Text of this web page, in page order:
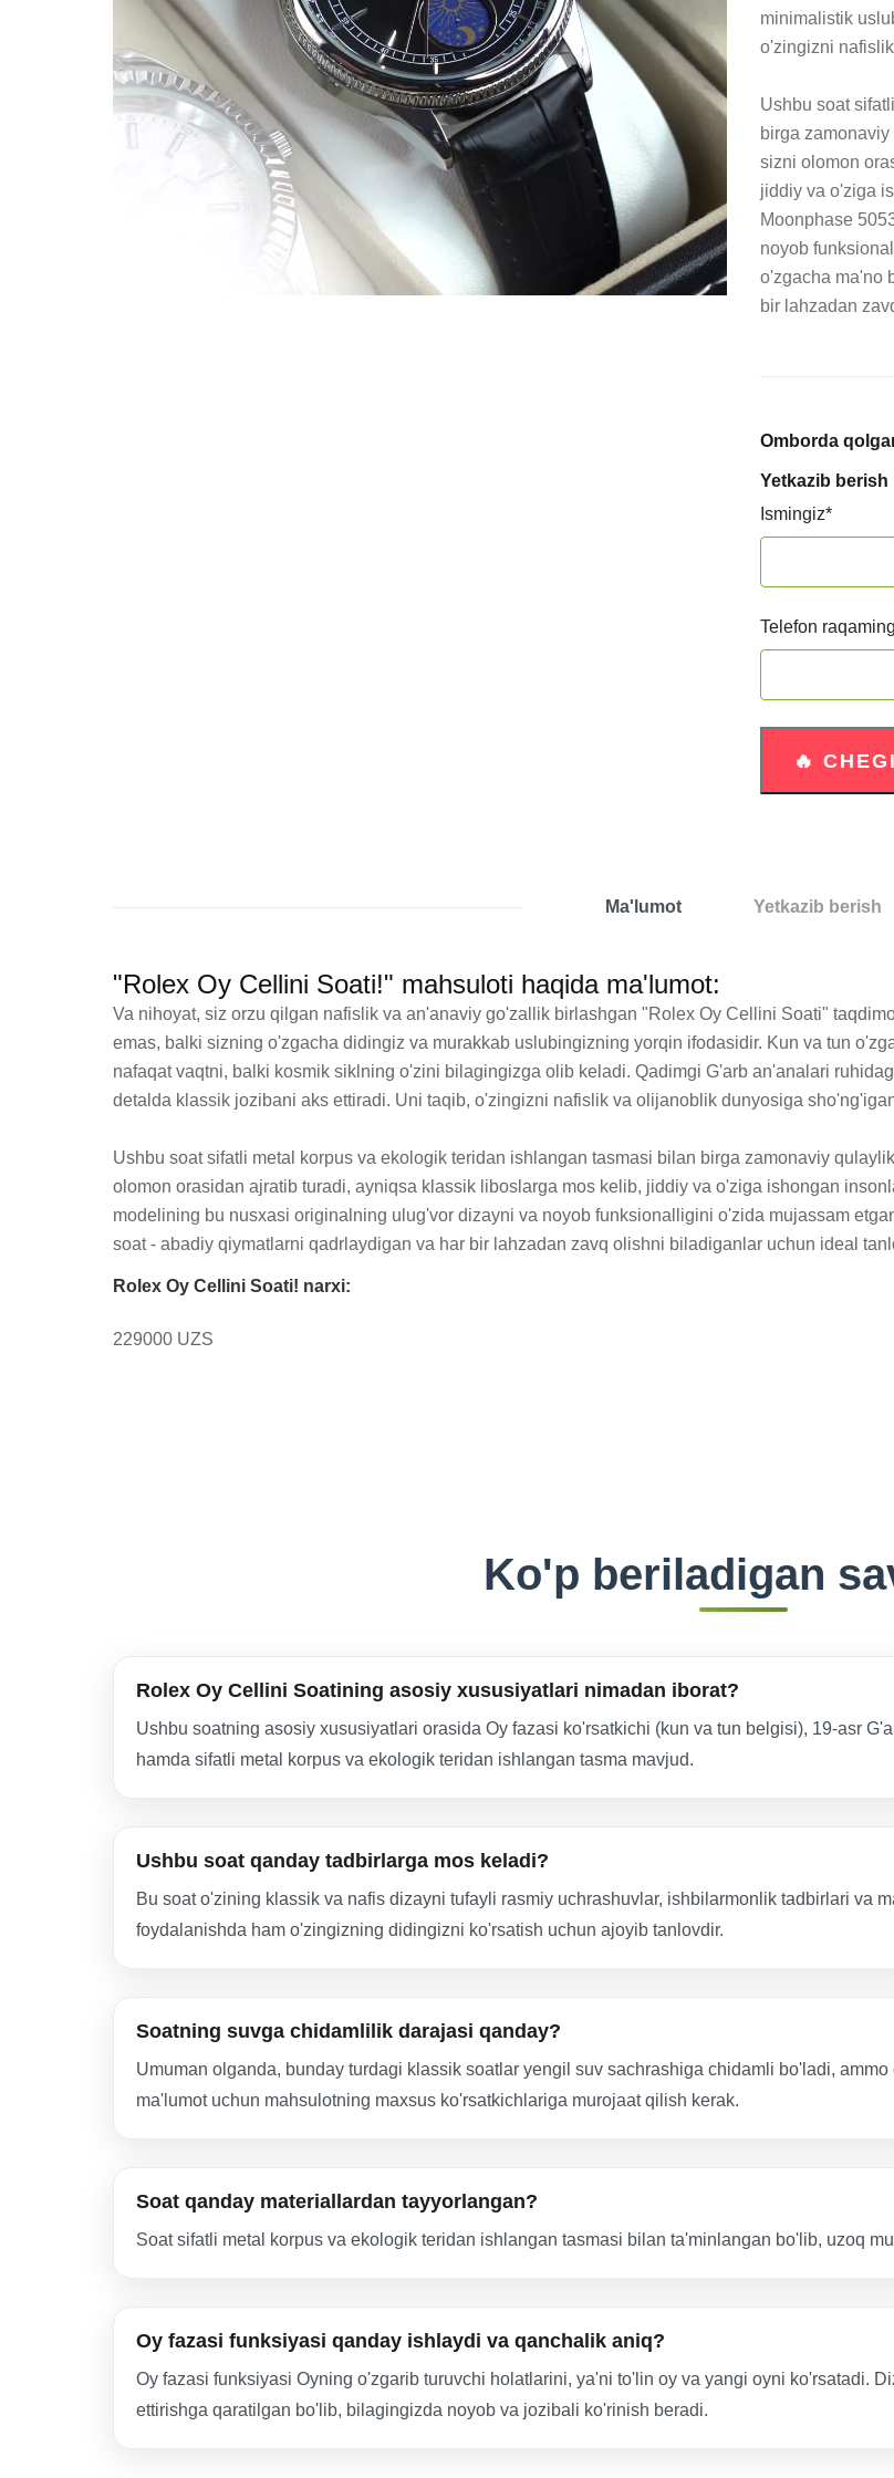
minimalistik
o'zingizni
Ushbu soat
birga
sizni olomon
jiddiy va o'ziga
Moonphase
noyob
o'zgacha ma'no
bir lahzadan
Omborda
Yetkazib berish
Ismingiz*
Telefon
Ma'lumot Yetkazib berish
"Rolex Oy Cellini Soati!" mahsuloti haqida ma'lumot:
Va nihoyat, siz orzu qilgan nafislik va an'anaviy go'zallik birlashgan "Rolex Oy Cellini Soati"
emas, balki sizning o'zgacha didingiz va murakkab uslubingizning yorqin ifodasidir. Kun va tun
nafaqat vaqtni, balki kosmik siklning o'zini bilagingizga olib keladi. Qadimgi G'arb an'analari
detalda klassik jozibani aks ettiradi. Uni taqib, o'zingizni nafislik va olijanoblik dunyosiga
Ushbu soat sifatli metal korpus va ekologik teridan ishlangan tasmasi bilan birga zamonaviy
olomon orasidan ajratib turadi, ayniqsa klassik liboslarga mos kelib, jiddiy va o'ziga ishongan
modelining bu nusxasi originalning ulug'vor dizayni va noyob funksionalligini o'zida mujassam
soat - abadiy qiymatlarni qadrlaydigan va har bir lahzadan zavq olishni biladiganlar uchun ideal
Rolex Oy Cellini Soati! narxi:
229000 UZS
Ko'p beriladigan
Rolex Oy Cellini Soatining asosiy xususiyatlari nimadan iborat?
Ushbu soatning asosiy xususiyatlari orasida Oy fazasi ko'rsatkichi (kun va tun belgisi), 19-asr
hamda sifatli metal korpus va ekologik teridan ishlangan tasma mavjud.
Ushbu soat qanday tadbirlarga mos keladi?
Bu soat o'zining klassik va nafis dizayni tufayli rasmiy uchrashuvlar, ishbilarmonlik tadbirlari va
foydalanishda ham o'zingizning didingizni ko'rsatish uchun ajoyib tanlovdir.
Soatning suvga chidamlilik darajasi qanday?
Umuman olganda, bunday turdagi klassik soatlar yengil suv sachrashiga chidamli bo'ladi,
ma'lumot uchun mahsulotning maxsus ko'rsatkichlariga murojaat qilish kerak.
Soat qanday materiallardan tayyorlangan?
Soat sifatli metal korpus va ekologik teridan ishlangan tasmasi bilan ta'minlangan bo'lib, uzoq
Oy fazasi funksiyasi qanday ishlaydi va qanchalik aniq?
Oy fazasi funksiyasi Oyning o'zgarib turuvchi holatlarini, ya'ni to'lin oy va yangi oyni ko'rsatadi.
ettirishga qaratilgan bo'lib, bilagingizda noyob va jozibali ko'rinish beradi.